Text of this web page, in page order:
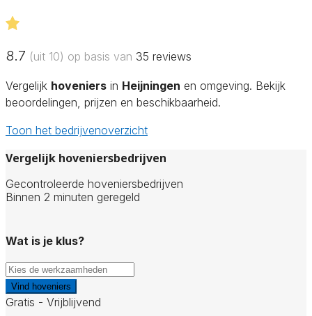
8.7 (uit 10) op basis van 35 reviews
Vergelijk hoveniers in Heijningen en omgeving. Bekijk
beoordelingen, prijzen en beschikbaarheid.
Toon het bedrijvenoverzicht
Vergelijk hoveniersbedrijven
Gecontroleerde hoveniersbedrijven
Binnen 2 minuten geregeld
Wat is je klus?
Vind hoveniers
Gratis - Vrijblijvend